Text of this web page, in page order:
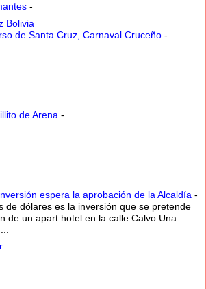
-
Bolivia
de Santa Cruz, Carnaval Cruceño -
de Arena -
espera la aprobación de la Alcaldía -
de dólares es la inversión que se pretende
de un apart hotel en la calle Calvo Una